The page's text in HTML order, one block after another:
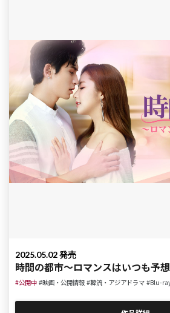
2025.05.02 発売
時間の都市～ロマンスはいつも予
#公開中 #映画・公開情報 #韓流・アジアドラマ #Blu-